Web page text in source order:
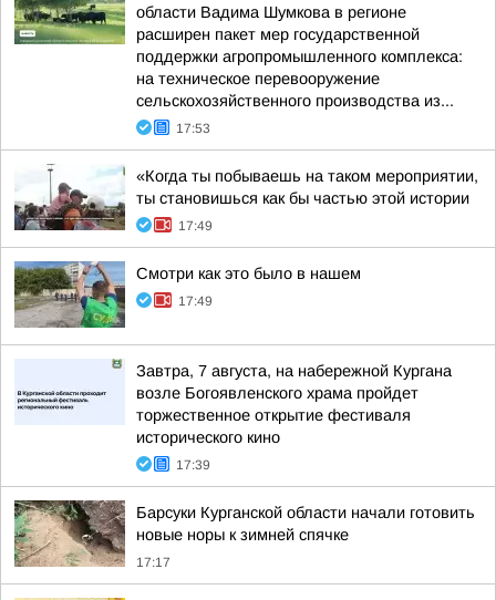
области Вадима Шумкова в регионе
расширен пакет мер государственной
поддержки агропромышленного комплекса:
на техническое перевооружение
сельскохозяйственного производства из...
17:53
«Когда ты побываешь на таком мероприятии,
ты становишься как бы частью этой истории
17:49
Смотри как это было в нашем
17:49
Завтра, 7 августа, на набережной Кургана
возле Богоявленского храма пройдет
торжественное открытие фестиваля
исторического кино
17:39
Барсуки Курганской области начали готовить
новые норы к зимней спячке
17:17